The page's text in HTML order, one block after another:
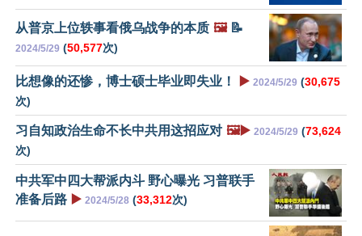
从普京上位轶事看俄乌战争的本质 🖼️📝
2024/5/29 (50,577次)
比想像的还惨，博士硕士毕业即失业！ ▶️ 2024/5/29 (30,675
次)
习自知政治生命不长中共用这招应对 🖼️▶️ 2024/5/29 (73,624
次)
中共军中四大帮派内斗 野心曝光 习普联手
准备后路 ▶️ 2024/5/28 (33,312次)